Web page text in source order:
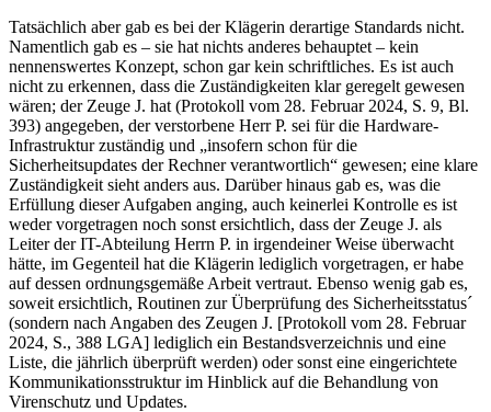
Tatsächlich aber gab es bei der Klägerin derartige Standards nicht.
Namentlich gab es – sie hat nichts anderes behauptet – kein
nennenswertes Konzept, schon gar kein schriftliches. Es ist auch
nicht zu erkennen, dass die Zuständigkeiten klar geregelt gewesen
wären; der Zeuge J. hat (Protokoll vom 28. Februar 2024, S. 9, Bl.
393) angegeben, der verstorbene Herr P. sei für die Hardware-
Infrastruktur zuständig und „insofern schon für die
Sicherheitsupdates der Rechner verantwortlich“ gewesen; eine klare
Zuständigkeit sieht anders aus. Darüber hinaus gab es, was die
Erfüllung dieser Aufgaben anging, auch keinerlei Kontrolle es ist
weder vorgetragen noch sonst ersichtlich, dass der Zeuge J. als
Leiter der IT-Abteilung Herrn P. in irgendeiner Weise überwacht
hätte, im Gegenteil hat die Klägerin lediglich vorgetragen, er habe
auf dessen ordnungsgemäße Arbeit vertraut. Ebenso wenig gab es,
soweit ersichtlich, Routinen zur Überprüfung des Sicherheitsstatus´
(sondern nach Angaben des Zeugen J. [Protokoll vom 28. Februar
2024, S., 388 LGA] lediglich ein Bestandsverzeichnis und eine
Liste, die jährlich überprüft werden) oder sonst eine eingerichtete
Kommunikationsstruktur im Hinblick auf die Behandlung von
Virenschutz und Updates.